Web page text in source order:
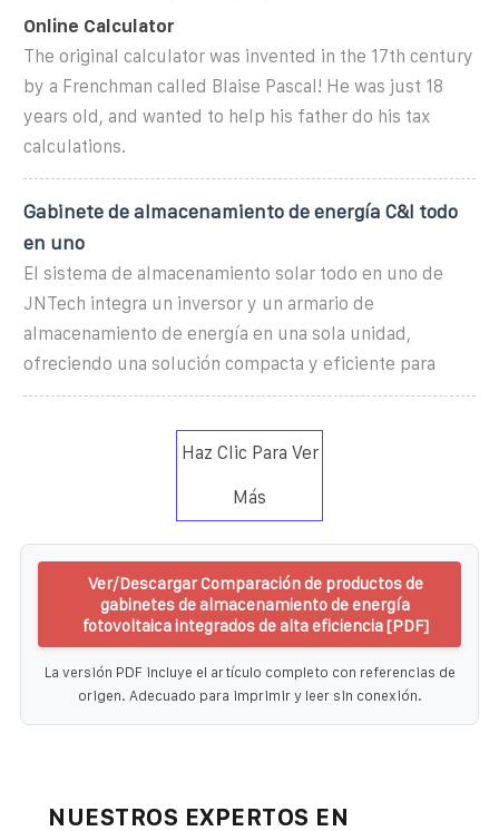
Online Calculator
The original calculator was invented in the 17th century
by a Frenchman called Blaise Pascal! He was just 18
years old, and wanted to help his father do his tax
calculations.
Gabinete de almacenamiento de energía C&I todo
en uno
El sistema de almacenamiento solar todo en uno de
JNTech integra un inversor y un armario de
almacenamiento de energía en una sola unidad,
ofreciendo una solución compacta y eficiente para
Haz Clic Para Ver
Más
Ver/Descargar Comparación de productos de
gabinetes de almacenamiento de energía
fotovoltaica integrados de alta eficiencia [PDF]
La versión PDF incluye el artículo completo con referencias de
origen. Adecuado para imprimir y leer sin conexión.
NUESTROS EXPERTOS EN